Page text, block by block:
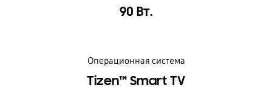
90 Вт.
Операционная система
Tizen™ Smart TV